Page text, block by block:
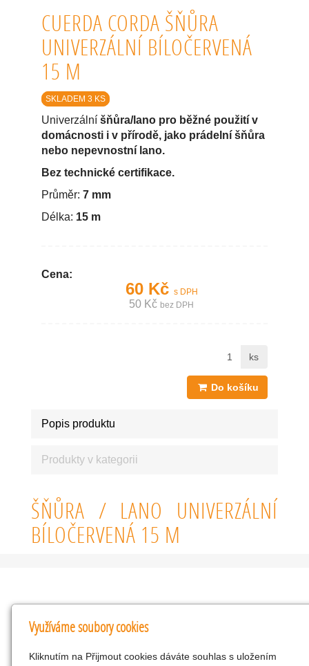
CUERDA CORDA ŠŇŮRA
UNIVERZÁLNÍ BÍLOČERVENÁ
15 M
SKLADEM 3 KS
Univerzální šňůra/lano pro běžné použití v
domácnosti i v přírodě, jako prádelní šňůra
nebo nepevnostní lano.
Bez technické certifikace.
Průměr: 7 mm
Délka: 15 m
Cena:
60 Kč s DPH
50 Kč bez DPH
ks
Do košíku
Popis produktu
Produkty v kategorii
ŠŇŮRA / LANO UNIVERZÁLNÍ
BÍLOČERVENÁ 15 M
Kontakty
KNK obchodní společnost s r.o.
Využíváme soubory cookies
Kliknutím na Přijmout cookies dáváte souhlas s uložením